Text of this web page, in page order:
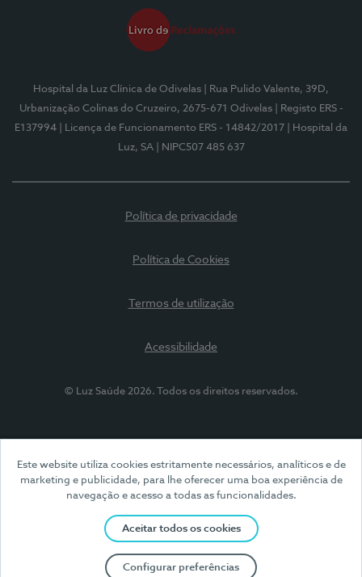
Este website utiliza cookies estritamente necessários, analíticos e de
marketing e publicidade, para lhe oferecer uma boa experiência de
navegação e acesso a todas as funcionalidades.
Aceitar todos os cookies
Configurar preferências
Hospital da Luz Clínica de Odivelas
| Rua Pulido Valente, 39D,
Urbanização Colinas do Cruzeiro, 2675-671 Odivelas
| Registo ERS -
E137994
| Licença de Funcionamento ERS - 14842/2017
| Hospital da
Luz, SA
| NIPC507 485 637
Política de privacidade
Política de Cookies
Termos de utilização
Acessibilidade
© Luz Saúde 2026. Todos os direitos reservados.